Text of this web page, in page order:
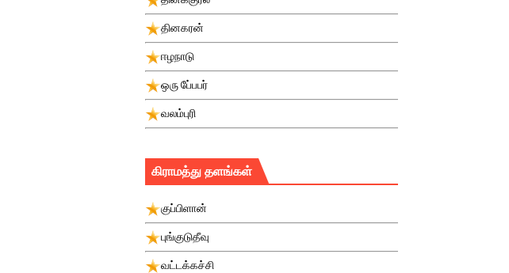
தினகரன்
ஈழநாடு
ஒரு பே்பபர்
வலம்புரி
கிராமத்து தளங்கள்
குப்பிளான்
புங்குடுதீவு
வட்டக்கச்சி